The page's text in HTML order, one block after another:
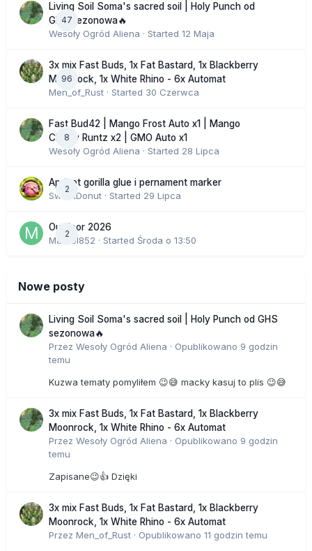
47
Living Soil Soma's sacred soil | Holy Punch od
GHS sezonowa🔥
Wesoły Ogród Aliena · Started 12 Maja
96
3x mix Fast Buds, 1x Fat Bastard, 1x Blackberry
Moonrock, 1x White Rhino - 6x Automat
Men_of_Rust · Started 30 Czerwca
8
Fast Bud42 | Mango Frost Auto x1 | Mango
Cherry Runtz x2 | GMO Auto x1
Wesoły Ogród Aliena · Started 28 Lipca
2
Apricot gorilla glue i pernament marker
SweetDonut · Started 29 Lipca
2
Outdoor 2026
Marcel852 · Started Środa o 13:50
Nowe posty
Living Soil Soma's sacred soil | Holy Punch od GHS
sezonowa🔥
Przez Wesoły Ogród Aliena · Opublikowano 9 godzin
temu
Kuzwa tematy pomyliłem 😉😅 macky kasuj to plis 😉😅
3x mix Fast Buds, 1x Fat Bastard, 1x Blackberry
Moonrock, 1x White Rhino - 6x Automat
Przez Wesoły Ogród Aliena · Opublikowano 9 godzin
temu
Zapisane😉👍 Dzięki
3x mix Fast Buds, 1x Fat Bastard, 1x Blackberry
Moonrock, 1x White Rhino - 6x Automat
Przez Men_of_Rust · Opublikowano 11 godzin temu